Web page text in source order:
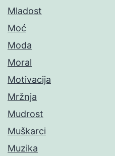
Mladost
Moć
Moda
Moral
Motivacija
Mržnja
Mudrost
Muškarci
Muzika